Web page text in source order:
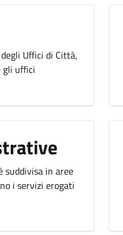
Uffici di Città,
gli uffici
suddivisa in aree
i servizi erogati